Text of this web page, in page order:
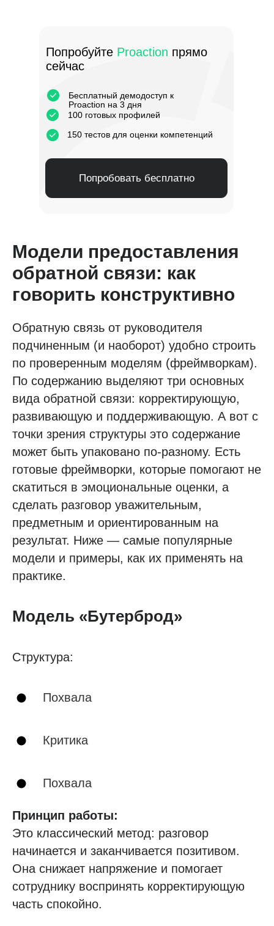
Попробуйте Proaction прямо
сейчас
Попробовать бесплатно
Бесплатный демодоступ к
Proaction на 3 дня
100 готовых профилей
150 тестов для оценки компетенций
Модели предоставления
обратной связи: как
говорить конструктивно
Обратную связь от руководителя
подчиненным (и наоборот) удобно строить
по проверенным моделям (фреймворкам).
По содержанию выделяют три основных
вида обратной связи: корректирующую,
развивающую и поддерживающую. А вот с
точки зрения структуры это содержание
может быть упаковано по-разному. Есть
готовые фреймворки, которые помогают не
скатиться в эмоциональные оценки, а
сделать разговор уважительным,
предметным и ориентированным на
результат. Ниже — самые популярные
модели и примеры, как их применять на
практике.
Модель «Бутерброд»
Структура:
Похвала
Критика
Похвала
Принцип работы:
Это классический метод: разговор
начинается и заканчивается позитивом.
Она снижает напряжение и помогает
сотруднику воспринять корректирующую
часть спокойно.